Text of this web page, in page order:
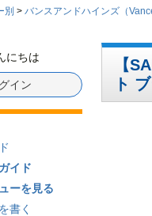
別 バンスアンドハインズ（
にちは
イン
イド
ーを見る
書く
【
ト